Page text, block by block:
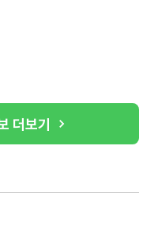
더보기